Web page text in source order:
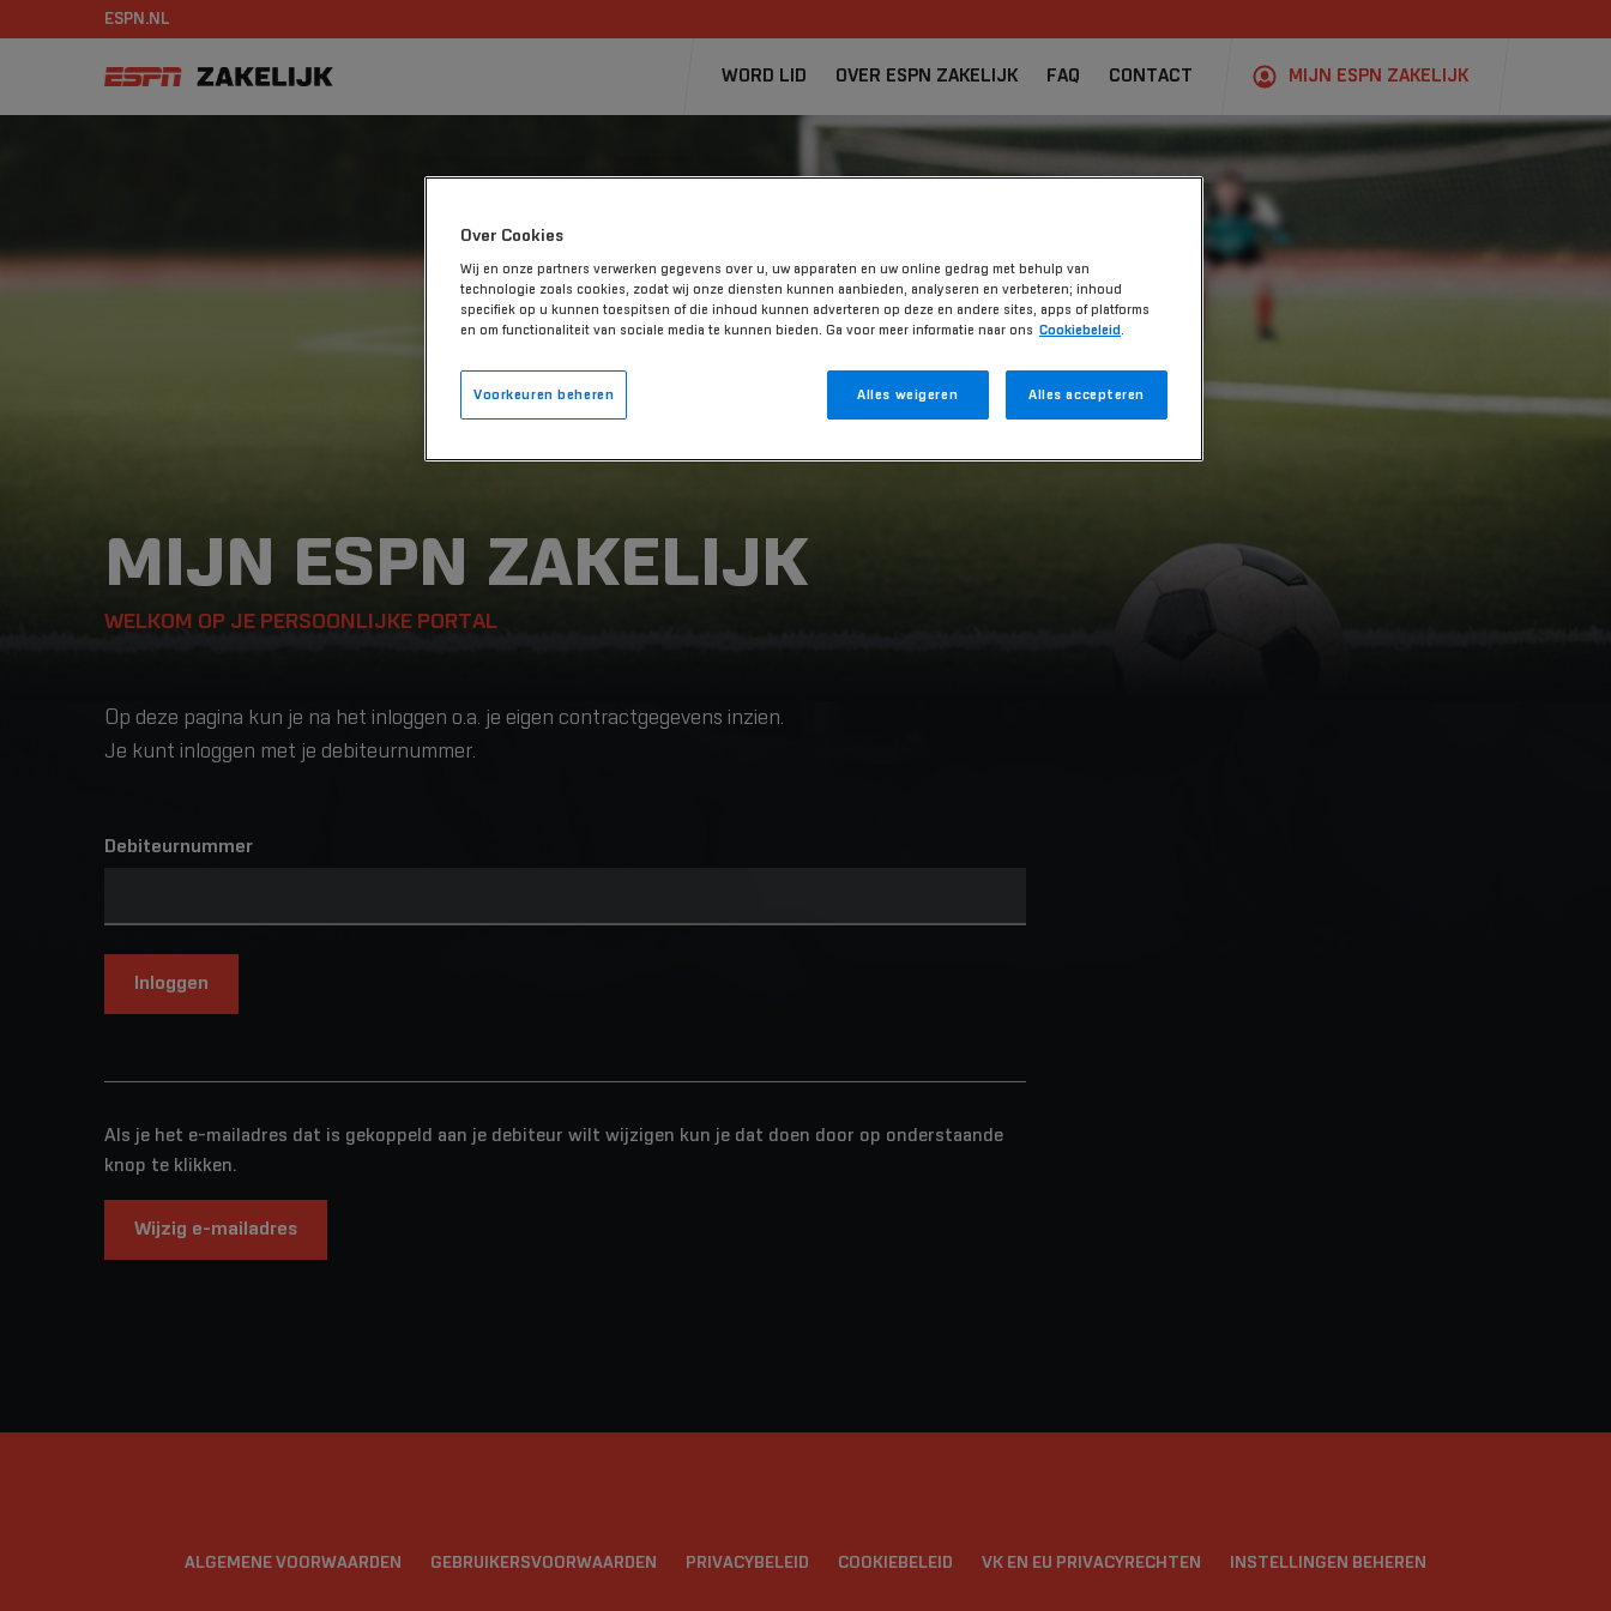
ESPN.NL
WORD LID OVER ESPN ZAKELIJK FAQ CONTACT MIJN ESPN ZAKELIJK
MIJN ESPN ZAKELIJK
WELKOM OP JE PERSOONLIJKE PORTAL
Op deze pagina kun je na het inloggen o.a. je eigen contractgegevens inzien.
Je kunt inloggen met je debiteurnummer.
Debiteurnummer
Inloggen
Als je het e-mailadres dat is gekoppeld aan je debiteur wilt wijzigen kun je dat doen door op onderstaande
knop te klikken.
Wijzig e-mailadres
ALGEMENE VOORWAARDEN GEBRUIKERSVOORWAARDEN PRIVACYBELEID COOKIEBELEID VK EN EU PRIVACYRECHTEN INSTELLINGEN BEHEREN
Over Cookies
Wij en onze partners verwerken gegevens over u, uw apparaten en uw online gedrag met behulp van
technologie zoals cookies, zodat wij onze diensten kunnen aanbieden, analyseren en verbeteren; inhoud
specifiek op u kunnen toespitsen of die inhoud kunnen adverteren op deze en andere sites, apps of platforms
en om functionaliteit van sociale media te kunnen bieden. Ga voor meer informatie naar ons Cookiebeleid.
Alles weigeren Alles accepteren
Voorkeuren beheren